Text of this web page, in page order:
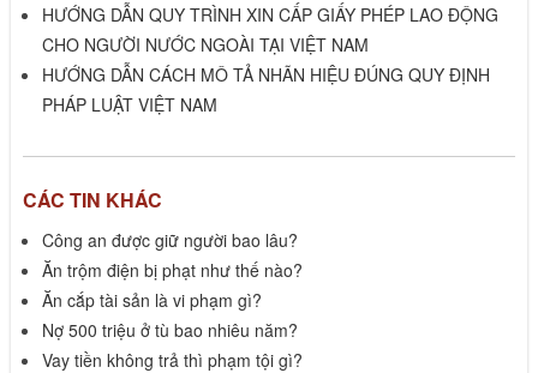
HƯỚNG DẪN QUY TRÌNH XIN CẤP GIẤY PHÉP LAO ĐỘNG
CHO NGƯỜI NƯỚC NGOÀI TẠI VIỆT NAM
HƯỚNG DẪN CÁCH MÔ TẢ NHÃN HIỆU ĐÚNG QUY ĐỊNH
PHÁP LUẬT VIỆT NAM
CÁC TIN KHÁC
Công an được giữ người bao lâu?
Ăn trộm điện bị phạt như thế nào?
Ăn cắp tài sản là vi phạm gì?
Nợ 500 triệu ở tù bao nhiêu năm?
Vay tiền không trả thì phạm tội gì?